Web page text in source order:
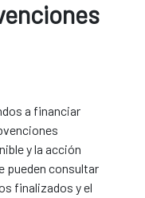
a financiar
y la acción
pueden consultar
finalizados y el